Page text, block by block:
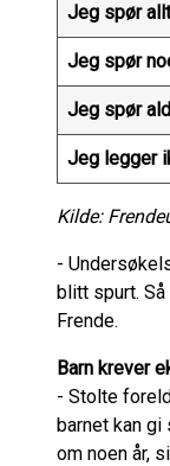
Jeg spør
Jeg spør
Jeg spør
Jeg legger
Kilde:
-
blitt spurt.
Frende.
Barn krever
- Stolte
barnet kan
om noen år,